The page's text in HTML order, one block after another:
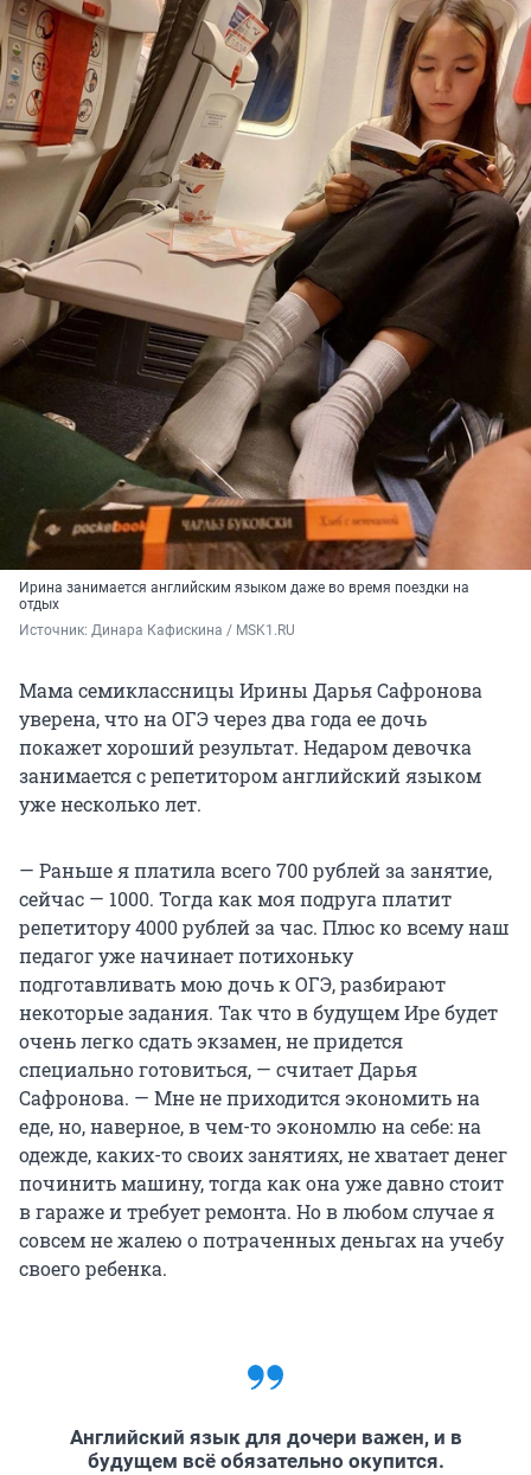
Ирина занимается английским языком даже во время поездки на
отдых
Источник: Динара Кафискина / MSK1.RU
Мама семиклассницы Ирины Дарья Сафронова
уверена, что на ОГЭ через два года ее дочь
покажет хороший результат. Недаром девочка
занимается с репетитором английский языком
уже несколько лет.
— Раньше я платила всего 700 рублей за занятие,
сейчас — 1000. Тогда как моя подруга платит
репетитору 4000 рублей за час. Плюс ко всему наш
педагог уже начинает потихоньку
подготавливать мою дочь к ОГЭ, разбирают
некоторые задания. Так что в будущем Ире будет
очень легко сдать экзамен, не придется
специально готовиться, — считает Дарья
Сафронова. — Мне не приходится экономить на
еде, но, наверное, в чем-то экономлю на себе: на
одежде, каких-то своих занятиях, не хватает денег
починить машину, тогда как она уже давно стоит
в гараже и требует ремонта. Но в любом случае я
совсем не жалею о потраченных деньгах на учебу
своего ребенка.
Английский язык для дочери важен, и в
будущем всё обязательно окупится.